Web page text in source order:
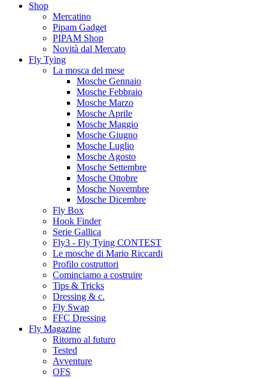
Shop
Mercatino
Pipam Gadget
PIPAM Shop
Novità dal Mercato
Fly Tying
La mosca del mese
Mosche Gennaio
Mosche Febbraio
Mosche Marzo
Mosche Aprile
Mosche Maggio
Mosche Giugno
Mosche Luglio
Mosche Agosto
Mosche Settembre
Mosche Ottobre
Mosche Novembre
Mosche Dicembre
Fly Box
Hook Finder
Serie Gallica
Fly3 - Fly Tying CONTEST
Le mosche di Mario Riccardi
Profilo costruttori
Cominciamo a costruire
Tips & Tricks
Dressing & c.
Fly Swap
FFC Dressing
Fly Magazine
Ritorno al futuro
Tested
Avventure
OFS